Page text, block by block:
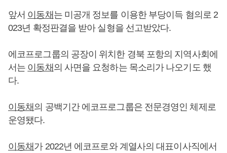
앞서 이동채는 미공개 정보를 이용한 부당이득 혐의로 2
023년 확정판결을 받아 실형을 선고받았다.
에코프로그룹의 공장이 위치한 경북 포항의 지역사회에
서는 이동채의 사면을 요청하는 목소리가 나오기도 했
다.
이동채의 공백기간 에코프로그룹은 전문경영인 체제로
운영됐다.
이동채가 2022년 에코프로와 계열사의 대표이사직에서